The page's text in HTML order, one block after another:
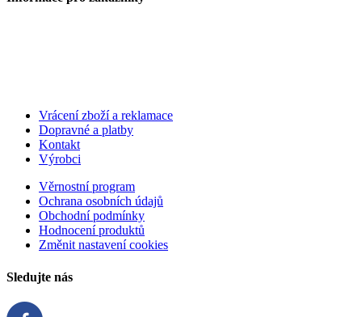
Vrácení zboží a reklamace
Dopravné a platby
Kontakt
Výrobci
Věrnostní program
Ochrana osobních údajů
Obchodní podmínky
Hodnocení produktů
Změnit nastavení cookies
Sledujte nás